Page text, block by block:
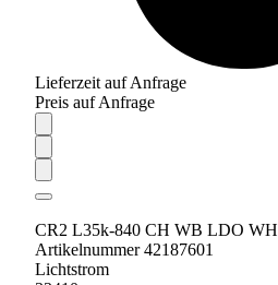
Lieferzeit auf Anfrage
Preis auf Anfrage
CR2 L35k-840 CH WB LDO WH
Artikelnummer 42187601
Lichtstrom